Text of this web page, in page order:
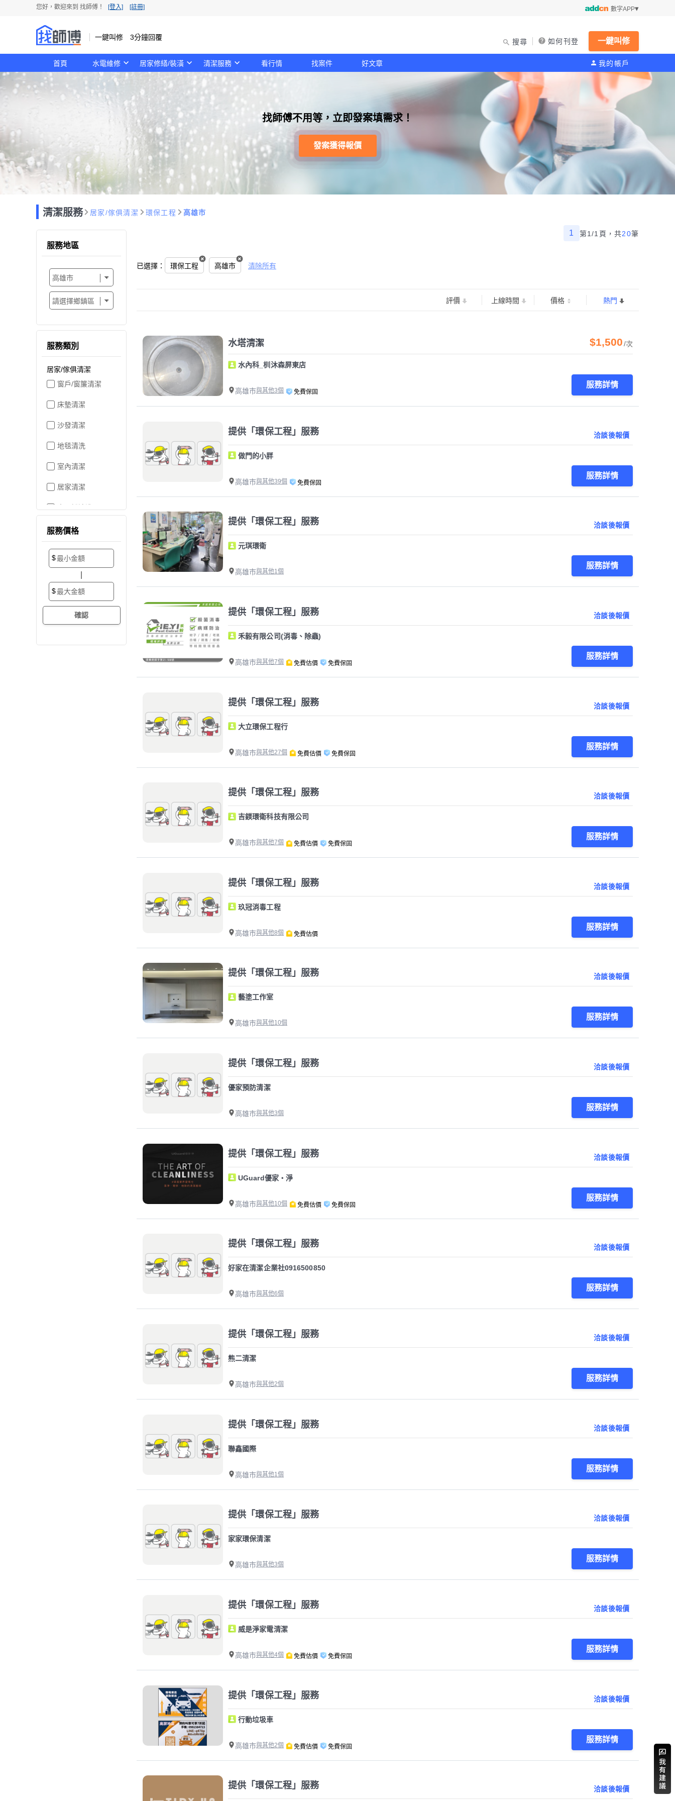
您好，歡迎來到 找師傅！ [登入] [註冊] 數字APP
一鍵叫修 3分鐘回覆
搜尋 如何刊登 一鍵叫修
首頁 水電維修 居家修繕/裝潢 清潔服務 看行情 找案件 好文章 我的帳戶
找師傅不用等，立即發案填需求！
發案獲得報價
清潔服務 居家/傢俱清潔 環保工程 高雄市
1 第1/1頁， 共20筆
已選擇： 環保工程 高雄市 清除所有
服務地區
服務類別
居家/傢俱清潔
窗戶/窗簾清潔
床墊清潔
沙發清潔
地毯清洗
室內清潔
居家清潔
空屋打掃
居家收納
搬家/裝潢後清潔
大掃除
辦公室清潔
服務價格
$
$
評價 上線時間 價格 熱門
水塔清潔 $1,500/次
水內科_杊沐森屏東店
高雄市與其他3個 免費保固
服務詳情
提供「環保工程」服務 洽談後報價
做門的小胖
高雄市與其他39個 免費保固
服務詳情
提供「環保工程」服務 洽談後報價
元琪環衛
高雄市與其他1個
服務詳情
提供「環保工程」服務 洽談後報價
禾毅有限公司(消毒、除蟲)
高雄市與其他7個 免費估價 免費保固
服務詳情
提供「環保工程」服務 洽談後報價
大立環保工程行
高雄市與其他27個 免費估價 免費保固
服務詳情
提供「環保工程」服務 洽談後報價
吉鎂環衛科技有限公司
高雄市與其他7個 免費估價 免費保固
服務詳情
提供「環保工程」服務 洽談後報價
玖冠消毒工程
高雄市與其他8個 免費估價
服務詳情
提供「環保工程」服務 洽談後報價
藝塗工作室
高雄市與其他10個
服務詳情
提供「環保工程」服務 洽談後報價
優家預防清潔
高雄市與其他3個
服務詳情
提供「環保工程」服務 洽談後報價
UGuard優家・淨
高雄市與其他10個 免費估價 免費保固
服務詳情
提供「環保工程」服務 洽談後報價
好家在清潔企業社0916500850
高雄市與其他6個
服務詳情
提供「環保工程」服務 洽談後報價
熊二清潔
高雄市與其他2個
服務詳情
提供「環保工程」服務 洽談後報價
聯鑫國際
高雄市與其他1個
服務詳情
提供「環保工程」服務 洽談後報價
家家環保清潔
高雄市與其他3個
服務詳情
提供「環保工程」服務 洽談後報價
威是淨家電清潔
高雄市與其他4個 免費估價 免費保固
服務詳情
提供「環保工程」服務 洽談後報價
行動垃圾車
高雄市與其他2個 免費估價 免費保固
服務詳情
提供「環保工程」服務 洽談後報價